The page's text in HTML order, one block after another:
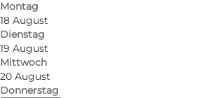
Montag
18 August
Dienstag
19 August
Mittwoch
20 August
Donnerstag
nur eine Tasse Kaffee oder ein
Erfrischungsgetränk genießen
Dienstags-Quiz
Jeden Dienstag findet von 20